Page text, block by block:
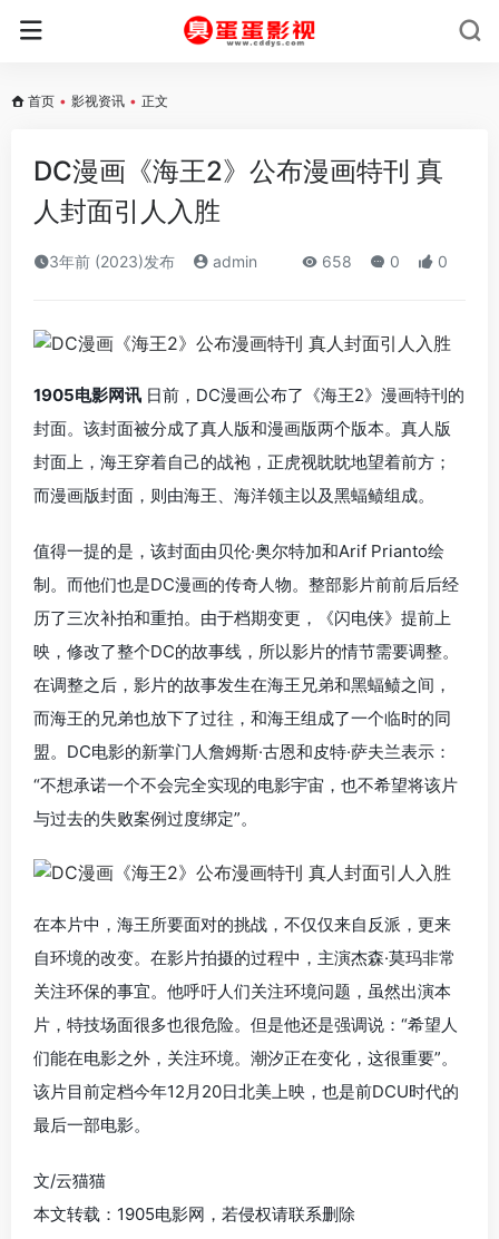
首页 • 影视资讯 • 正文
DC漫画《海王2》公布漫画特刊 真
人封面引人入胜
3年前 (2023)发布 admin 658 0 0
1905电影网讯 日前，DC漫画公布了《海王2》漫画特刊的
封面。该封面被分成了真人版和漫画版两个版本。真人版
封面上，海王穿着自己的战袍，正虎视眈眈地望着前方；
而漫画版封面，则由海王、海洋领主以及黑蝠鲼组成。
值得一提的是，该封面由贝伦·奥尔特加和Arif Prianto绘
制。而他们也是DC漫画的传奇人物。整部影片前前后后经
历了三次补拍和重拍。由于档期变更，《闪电侠》提前上
映，修改了整个DC的故事线，所以影片的情节需要调整。
在调整之后，影片的故事发生在海王兄弟和黑蝠鲼之间，
而海王的兄弟也放下了过往，和海王组成了一个临时的同
盟。DC电影的新掌门人詹姆斯·古恩和皮特·萨夫兰表示：
“不想承诺一个不会完全实现的电影宇宙，也不希望将该片
与过去的失败案例过度绑定”。
在本片中，海王所要面对的挑战，不仅仅来自反派，更来
自环境的改变。在影片拍摄的过程中，主演杰森·莫玛非常
关注环保的事宜。他呼吁人们关注环境问题，虽然出演本
片，特技场面很多也很危险。但是他还是强调说：“希望人
们能在电影之外，关注环境。潮汐正在变化，这很重要”。
该片目前定档今年12月20日北美上映，也是前DCU时代的
最后一部电影。
文/云猫猫
本文转载：1905电影网，若侵权请联系删除